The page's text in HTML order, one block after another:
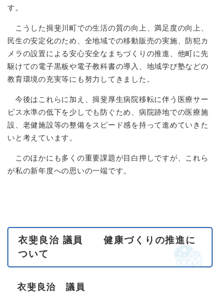
す。
こうした揖斐川町での生活の質の向上、満足度の向上、
民生の安定化のため、全地域での移動販売の実施、防犯カ
メラの設置による安心安全なまちづくりの推進、他町に先
駆けての電子黒板や電子教科書の導入、地域学び塾などの
教育環境の充実等にも努力してきました。
今後はこれらに加え、揖斐厚生病院移転に伴う医療サー
ビス水準の低下を少しでも防ぐため、病院跡地での医療施
設、老健施設等の整備をスピード感を持って進めていきた
いと考えています。
このほかにも多くの重要課題が目白押しですが、これら
が私の新年度への思いの一端です。
衣斐良治 議員 健康づくりの推進に
ついて
衣斐良治 議員